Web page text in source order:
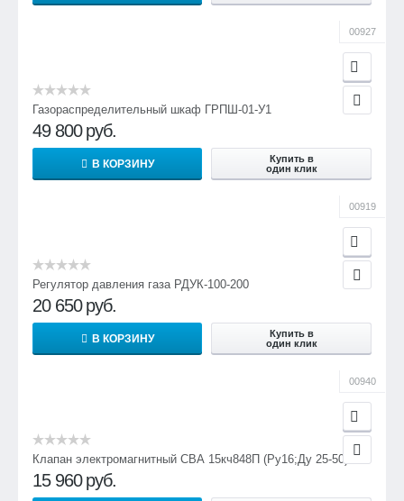
00927
Газораспределительный шкаф ГРПШ-01-У1
49 800 руб.
В КОРЗИНУ
Купить в
один клик
00919
Регулятор давления газа РДУК-100-200
20 650 руб.
В КОРЗИНУ
Купить в
один клик
00940
Клапан электромагнитный СВА 15кч848П (Ру16;Ду 25-50)
15 960 руб.